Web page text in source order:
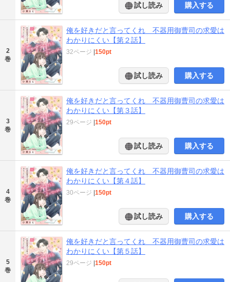
試し読み 購入する
2
巻
俺を好きだと言ってくれ 不器用御曹司の求愛は
わかりにくい【第２話】
32ページ |150pt
試し読み 購入する
3
巻
俺を好きだと言ってくれ 不器用御曹司の求愛は
わかりにくい【第３話】
29ページ |150pt
試し読み 購入する
4
巻
俺を好きだと言ってくれ 不器用御曹司の求愛は
わかりにくい【第４話】
30ページ |150pt
試し読み 購入する
5
巻
俺を好きだと言ってくれ 不器用御曹司の求愛は
わかりにくい【第５話】
29ページ |150pt